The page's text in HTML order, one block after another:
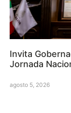
Invita
Jornada
agosto 5, 2026